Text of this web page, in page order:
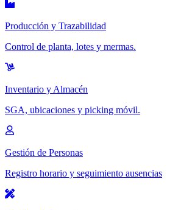
Producción y Trazabilidad
Control de planta, lotes y mermas.
Inventario y Almacén
SGA, ubicaciones y picking móvil.
Gestión de Personas
Registro horario y seguimiento ausencias